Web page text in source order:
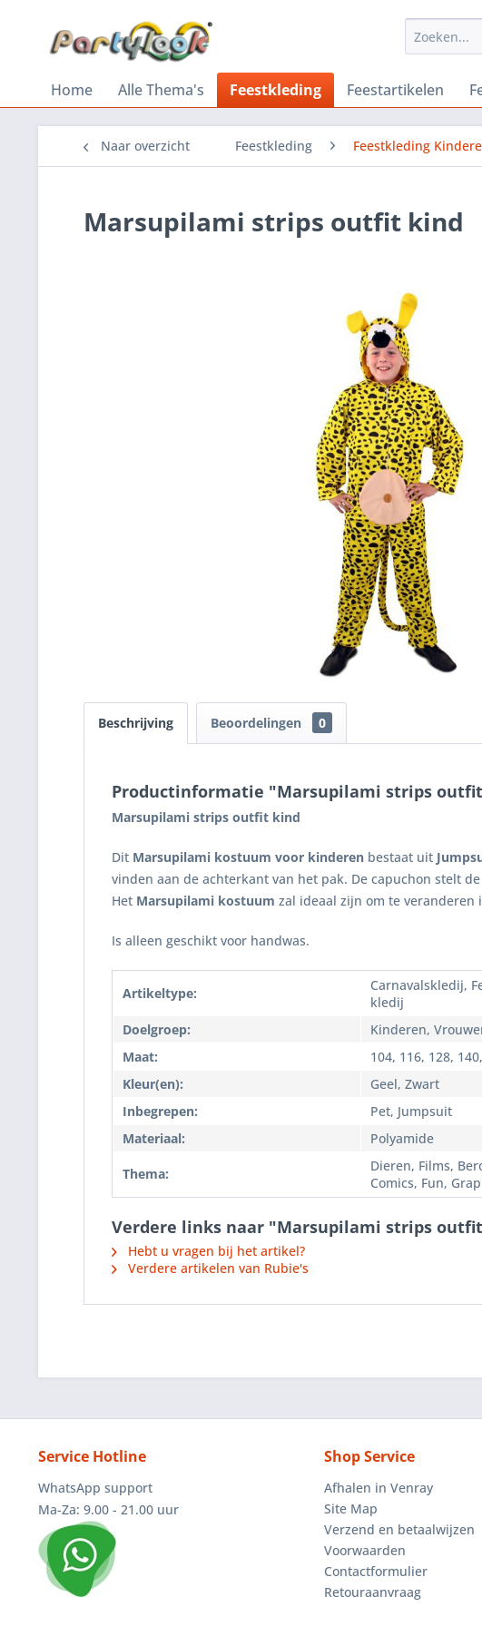
Home Alle Thema's Feestkleding Feestartikelen
Naar overzicht Feestkleding Feestkleding
Marsupilami strips outfit kind
Beschrijving Beoordelingen 0
Productinformatie "Marsupilami strips
Marsupilami strips outfit kind
Dit Marsupilami kostuum voor kinderen bestaat uit
vinden aan de achterkant van het pak. De capuchon stelt
Het Marsupilami kostuum zal ideaal zijn om te veranderen
Is alleen geschikt voor handwas.
Artikeltype:
Carnavalskledij,
kledij
Doelgroep:
Kinderen,
Maat:
104, 116, 128,
Kleur(en):
Geel, Zwart
Inbegrepen:
Pet, Jumpsuit
Materiaal:
Polyamide
Thema:
Dieren, Films,
Comics, Fun,
Verdere links naar "Marsupilami strips
Hebt u vragen bij het artikel?
Verdere artikelen van Rubie's
Service Hotline
WhatsApp support
Ma-Za: 9.00 - 21.00 uur
Shop Service
Afhalen in Venray
Site Map
Verzend en betaalwijzen
Voorwaarden
Contactformulier
Retouraanvraag